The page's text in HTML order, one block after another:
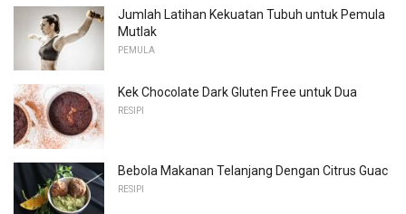
Jumlah Latihan Kekuatan Tubuh untuk Pemula
Mutlak
PEMULA
Kek Chocolate Dark Gluten Free untuk Dua
RESIPI
Bebola Makanan Telanjang Dengan Citrus Guac
RESIPI